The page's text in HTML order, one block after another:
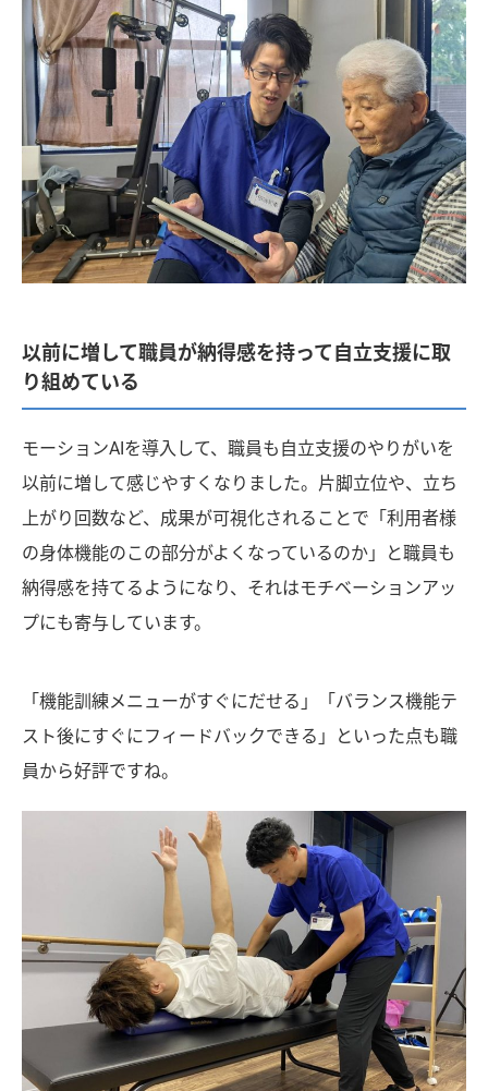
以前に増して職員が納得感を持って自立支援に取
り組めている
モーションAIを導入して、職員も自立支援のやりがいを
以前に増して感じやすくなりました。片脚立位や、立ち
上がり回数など、成果が可視化されることで「利用者様
の身体機能のこの部分がよくなっているのか」と職員も
納得感を持てるようになり、それはモチベーションアッ
プにも寄与しています。
「機能訓練メニューがすぐにだせる」「バランス機能テ
スト後にすぐにフィードバックできる」といった点も職
員から好評ですね。